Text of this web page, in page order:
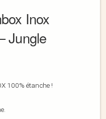
Inox
Jungle
100% étanche !